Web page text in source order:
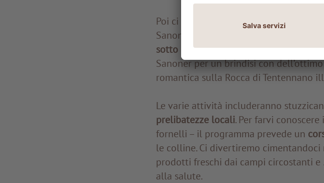
Poi ci aspettano le passeggiate al
Sanoner. Avvolti dal silenzio di
sotto le stelle. Proseguiremo,
Sanoner per un brindisi con
romantica sulla Rocca di Tentennano
Le varie attività includeranno
prelibatezze locali. Per farvi
fornelli – il programma prevede un
le colline. Ci divertiremo
prodotti freschi dai campi circostanti e
alla salute.